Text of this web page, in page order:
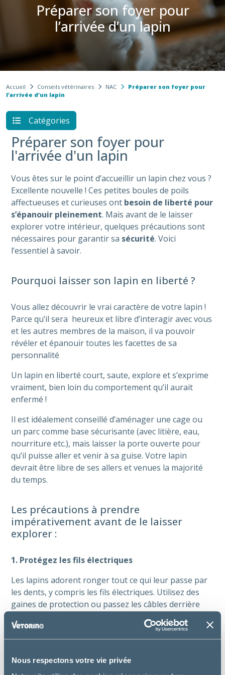
Nous respectons votre vie privée
Préparer son foyer pour
l’arrivée d’un lapin​
Accueil Conseils vétérinaires NAC
Préparer son foyer pour
l’arrivée d’un lapin​
Catégories
Préparer son foyer pour
l'arrivée d'un lapin
Vous êtes sur le point d’accueillir un lapin chez vous ?
Excellente nouvelle ! Ces petites boules de poils
affectueuses et curieuses ont besoin de liberté pour
s’épanouir pleinement. Mais avant de le laisser
explorer votre intérieur, quelques précautions sont
nécessaires pour garantir sa sécurité. Voici
l’essentiel à savoir.
Pourquoi laisser son lapin en liberté ?
Vous allez découvrir le vrai caractère de votre lapin !
Parce qu’il sera heureux et libre d’interagir avec vous
et les autres membres de la maison, il va pouvoir
révéler et épanouir toutes les facettes de sa
personnalité
Un lapin en liberté court, saute, explore et s’exprime
vraiment, bien loin du comportement qu’il aurait
enfermé !
Il est idéalement conseillé d’aménager une cage ou
un parc comme base sécurisante (avec litière, eau,
nourriture etc.), mais laisser la porte ouverte pour
qu’il puisse aller et venir à sa guise. Votre lapin
devrait être libre de ses allers et venues la majorité
du temps.
Les précautions à prendre
impérativement avant de le laisser
explorer :
1. Protégez les fils électriques
Les lapins adorent ronger tout ce qui leur passe par
les dents, y compris les fils électriques. Utilisez des
gaines de protection ou passez les câbles derrière
des meubles lourds pour éviter tout accident.
2. Attention aux plantes d’intérieur
Attention avec certaines plantes qui peuvent être très